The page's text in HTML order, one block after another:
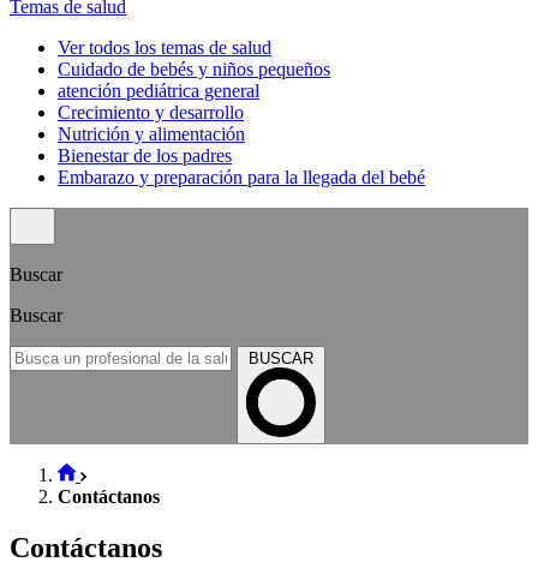
Temas de salud
Ver todos los temas de salud
Cuidado de bebés y niños pequeños
atención pediátrica general
Crecimiento y desarrollo
Nutrición y alimentación
Bienestar de los padres
Embarazo y preparación para la llegada del bebé
Buscar
Buscar
BUSCAR
Contáctanos
Contáctanos